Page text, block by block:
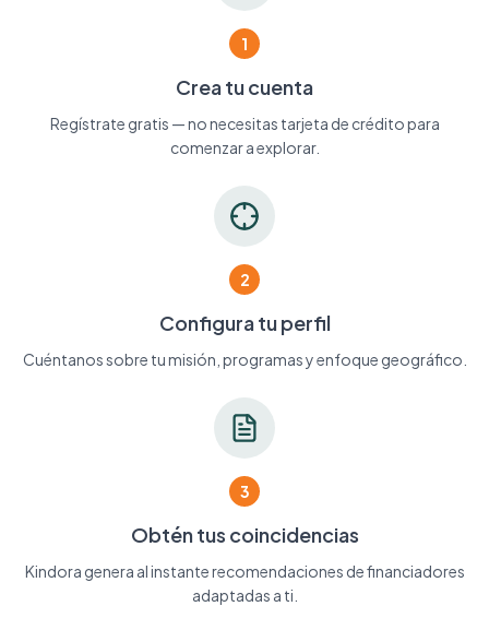
1
Crea tu cuenta
Regístrate gratis — no necesitas tarjeta de crédito para
comenzar a explorar.
2
Configura tu perfil
Cuéntanos sobre tu misión, programas y enfoque geográfico.
3
Obtén tus coincidencias
Kindora genera al instante recomendaciones de financiadores
adaptadas a ti.